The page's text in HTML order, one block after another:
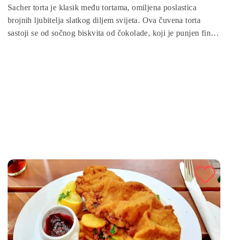
Sacher torta je klasik među tortama, omiljena poslastica
brojnih ljubitelja slatkog diljem svijeta. Ova čuvena torta
sastoji se od sočnog biskvita od čokolade, koji je punjen finim